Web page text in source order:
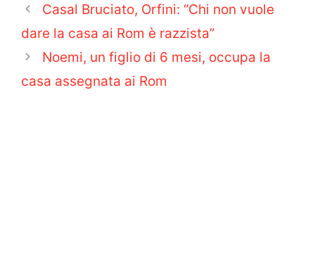
Casal Bruciato, Orfini: “Chi non vuole
dare la casa ai Rom è razzista”
Noemi, un figlio di 6 mesi, occupa la
casa assegnata ai Rom